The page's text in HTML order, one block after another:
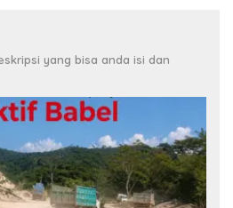
yang bisa anda isi dan